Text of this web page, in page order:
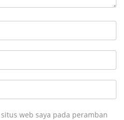
web saya pada peramban